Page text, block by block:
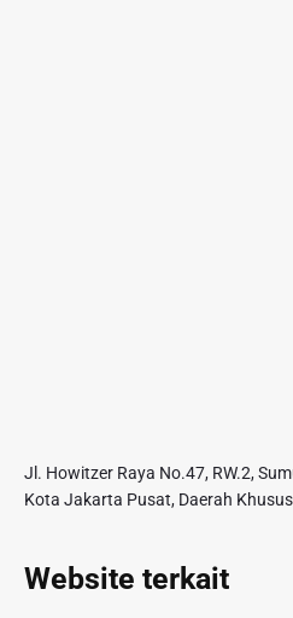
Jl. Howitzer Raya No.47, RW.2,
Kota Jakarta Pusat, Daerah
Website terkait